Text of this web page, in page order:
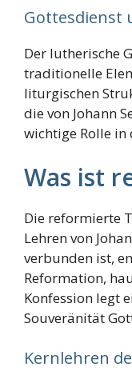
Gottesdienst
Der lutherische
traditionelle
liturgischen
die von Johann
wichtige Rolle
Was ist
Die reformierte
Lehren von
verbunden ist,
Reformation,
Konfession legt
Souveränität
Kernlehren